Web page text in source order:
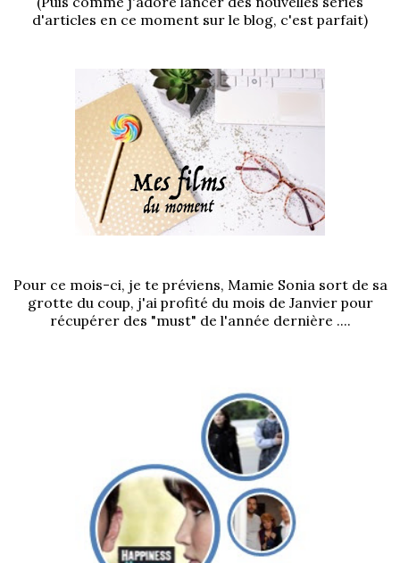
d'articles en ce moment sur le blog, c'est parfait)
Pour ce mois-ci, je te préviens, Mamie Sonia sort de sa
grotte du coup, j'ai profité du mois de Janvier pour
récupérer des "must" de l'année dernière ....